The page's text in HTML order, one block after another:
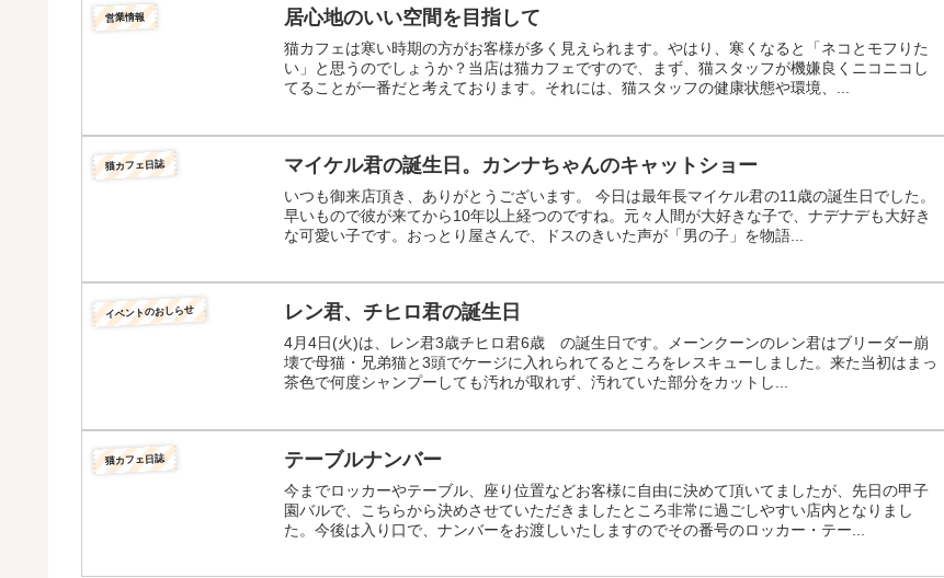
営業情報 居心地のいい空間を目指して
猫カフェは寒い時期の方がお客様が多く見えられます。やはり、寒くなると「ネコとモフりた
い」と思うのでしょうか？当店は猫カフェですので、まず、猫スタッフが機嫌良くニコニコし
てることが一番だと考えております。それには、猫スタッフの健康状態や環境、...
猫カフェ日誌 マイケル君の誕生日。カンナちゃんのキャットショー
いつも御来店頂き、ありがとうございます。 今日は最年長マイケル君の11歳の誕生日でした。
早いもので彼が来てから10年以上経つのですね。元々人間が大好きな子で、ナデナデも大好き
な可愛い子です。おっとり屋さんで、ドスのきいた声が「男の子」を物語...
イベントのおしらせ レン君、チヒロ君の誕生日
4月4日(火)は、レン君3歳チヒロ君6歳 の誕生日です。メーンクーンのレン君はブリーダー崩
壊で母猫・兄弟猫と3頭でケージに入れられてるところをレスキューしました。来た当初はまっ
茶色で何度シャンプーしても汚れが取れず、汚れていた部分をカットし...
猫カフェ日誌 テーブルナンバー
今までロッカーやテーブル、座り位置などお客様に自由に決めて頂いてましたが、先日の甲子
園バルで、こちらから決めさせていただきましたところ非常に過ごしやすい店内となりまし
た。今後は入り口で、ナンバーをお渡しいたしますのでその番号のロッカー・テー...